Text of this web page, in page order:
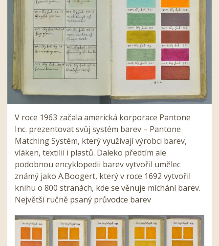
V roce 1963 začala americká korporace Pantone
Inc. prezentovat svůj systém barev – Pantone
Matching Systém, který využívají výrobci barev,
vláken, textilií i plastů. Daleko předtím ale
podobnou encyklopedii barev vytvořil umělec
známý jako A.Boogert, který v roce 1692 vytvořil
knihu o 800 stranách, kde se věnuje míchání barev.
Největší ručně psaný průvodce barev